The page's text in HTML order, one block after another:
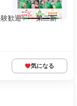
歓迎✨ ・第二新
気になる